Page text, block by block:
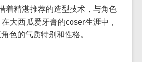
着精湛推荐的造型技术，与角色
大西瓜爱牙膏的coser生涯中，
色的气质特别和性格。